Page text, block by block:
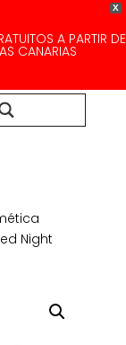
X
A PARTIR DE
CANARIAS
Night